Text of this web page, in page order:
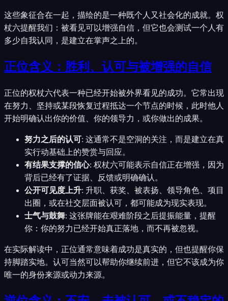
这些象征合在一起，描绘的是一种既个人又社会化的成就。权
杖六提醒我们：被看见可以增强自信，但它也会测试一个人有
多少自我认同，是建立在掌声之上的。
正位含义：胜利、认可与被增强的自信
正位的权杖六代表一种已经开始被外界看见的成功。它常出现
在努力、坚持或某段恢复过程抵达一个节点的时候，此时他人
开始明确认出你的价值、你的领导力，或你做出的成果。
努力之后的认可: 这通常不是空洞的关注，而是建立在真
实行动基础上的赞赏与回应。
有结果支撑的信心: 权杖六可能表示自信正在增强，因为
背后已经有了证据、反馈或明确确认。
公开可见度上升: 升职、获奖、被表扬、领导角色、项目
出圈，或在社交层面被认可，都可能成为现实表现。
士气与鼓舞: 这张牌能在艰难阶段之后提振能量，提醒
你：你的努力已经开始真正落地，而不再被忽视。
在实际解读中，正位通常意味着成功是真实的，但也提醒你保
持脚踏实地。认可当然可以帮助你继续前进，但它不该成为你
唯一的身份来源或动力来源。